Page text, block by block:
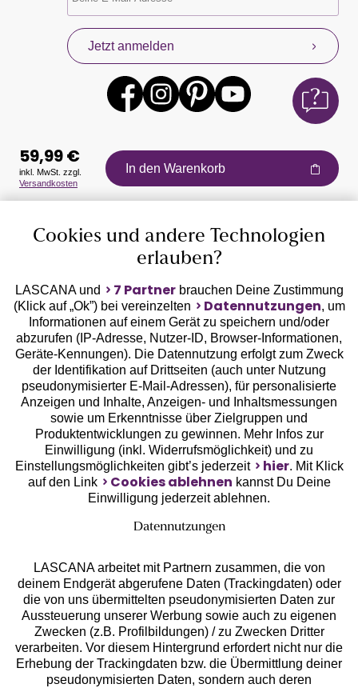
Jetzt anmelden
Auszeichnungen
Geprüfte Sicherheit
Unsere Apps
Services
Beratung
59,99 €
inkl. MwSt. zzgl.
Versandkosten
In den Warenkorb
Cookies und andere Technologien
erlauben?
LASCANA und 7 Partnerbrauchen Deine Zustimmung
(Klick auf „Ok”) bei vereinzelten
Datennutzungen, um
Informationen auf einem Gerät zu speichern und/oder
abzurufen (IP-Adresse, Nutzer-ID, Browser-Informationen,
Geräte-Kennungen). Die Datennutzung erfolgt zum Zweck
der Identifikation auf Drittseiten (auch unter Nutzung
pseudonymisierter E-Mail-Adressen), für personalisierte
Anzeigen und Inhalte, Anzeigen- und Inhaltsmessungen
sowie um Erkenntnisse über Zielgruppen und
Produktentwicklungen zu gewinnen. Mehr Infos zur
Einwilligung (inkl. Widerrufsmöglichkeit) und zu
Einstellungsmöglichkeiten gibt’s jederzeit
hier. Mit Klick
auf den Link
Cookies ablehnen kannst Du Deine
Einwilligung jederzeit ablehnen.
Datennutzungen
LASCANA arbeitet mit Partnern zusammen, die von
deinem Endgerät abgerufene Daten (Trackingdaten) oder
die von uns übermittelten pseudonymisierten Daten zur
Aussteuerung unserer Werbung sowie auch zu eigenen
Zwecken (z.B. Profilbildungen) / zu Zwecken Dritter
verarbeiten. Vor diesem Hintergrund erfordert nicht nur die
Erhebung der Trackingdaten bzw. die Übermittlung deiner
pseudonymisierten Daten, sondern auch deren